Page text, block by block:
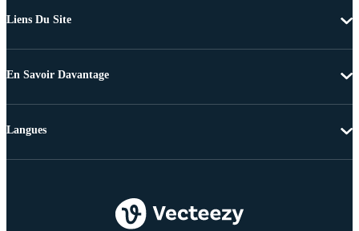
Liens Du Site
En Savoir Davantage
Langues